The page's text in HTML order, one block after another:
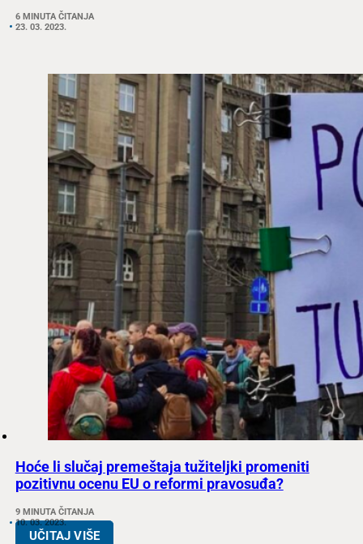
6 MINUTA ČITANJA
23. 03. 2023.
Hoće li slučaj premeštaja tužiteljki promeniti
pozitivnu ocenu EU o reformi pravosuđa?
9 MINUTA ČITANJA
10. 03. 2023.
UČITAJ VIŠE